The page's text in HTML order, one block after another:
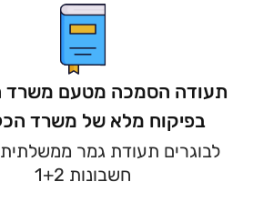
תעודה הסמכה מטעם משרד
בפיקוח מלא של משרד
לבוגרים תעודת גמר
חשבונות 1+2